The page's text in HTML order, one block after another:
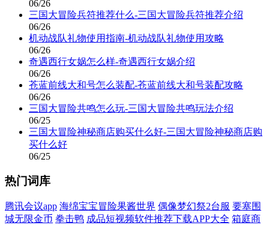
06/26
三国大冒险兵符推荐什么-三国大冒险兵符推荐介绍
06/26
机动战队礼物使用指南-机动战队礼物使用攻略
06/26
奇遇西行女娲怎么样-奇遇西行女娲介绍
06/26
苍蓝前线大和号怎么装配-苍蓝前线大和号装配攻略
06/26
三国大冒险共鸣怎么玩-三国大冒险共鸣玩法介绍
06/25
三国大冒险神秘商店购买什么好-三国大冒险神秘商店购
买什么好
06/25
热门词库
腾讯会议app 海绵宝宝冒险果酱世界 偶像梦幻祭2台服 要塞围
城无限金币 拳击鸭 成品短视频软件推荐下载APP大全 箱庭商